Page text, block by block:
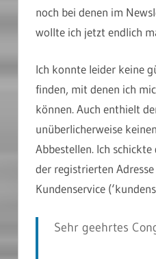
noch bei denen im
wollte ich jetzt endlich
Ich konnte leider keine
finden, mit denen ich
können. Auch enthielt
unüberlicherweise
Abbestellen. Ich
der registrierten
Kundenservice
Sehr geehrtes